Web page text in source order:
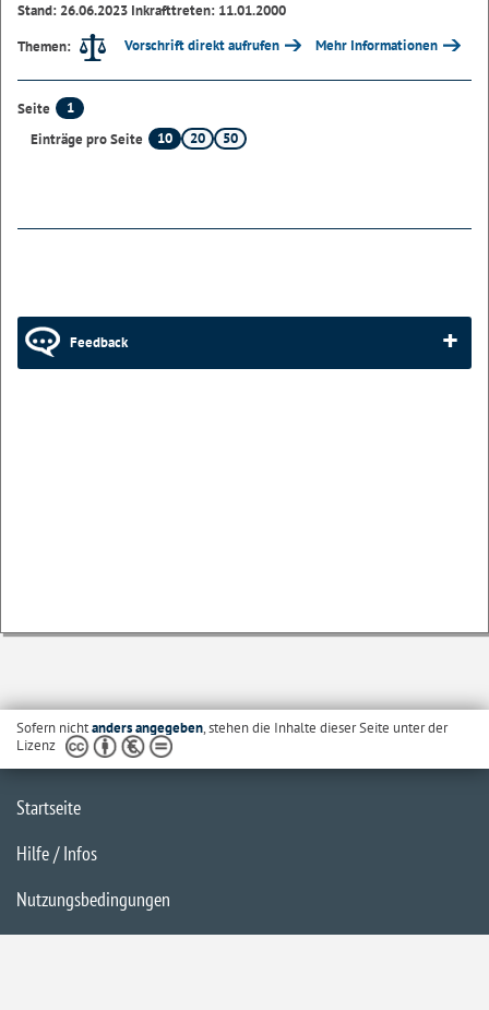
Stand: 26.06.2023 Inkrafttreten: 11.01.2000
Themen:
Vorschrift direkt aufrufen Mehr Informationen
Seite
1
Einträge pro Seite
10 20 50
Feedback
Sofern nichtanders angegeben, stehen die Inhalte dieser Seite unter der
Lizenz
Startseite
Hilfe / Infos
Nutzungsbedingungen